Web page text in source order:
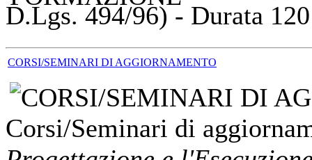
D.Lgs. 494/96) - Durata
CORSI/SEMINARI DI AGGIORNAMENTO
Corsi/Seminari di